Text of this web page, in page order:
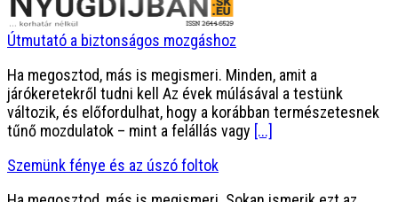
Útmutató a biztonságos mozgáshoz
Ha megosztod, más is megismeri. Minden, amit a
járókeretekről tudni kell Az évek múlásával a testünk
változik, és előfordulhat, hogy a korábban természetesnek
tűnő mozdulatok – mint a felállás vagy [...]
Szemünk fénye és az úszó foltok